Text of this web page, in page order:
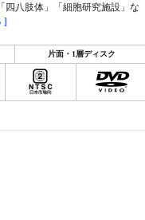
四八肢体」「細胞研究施設」な
]
片面・1層ディスク